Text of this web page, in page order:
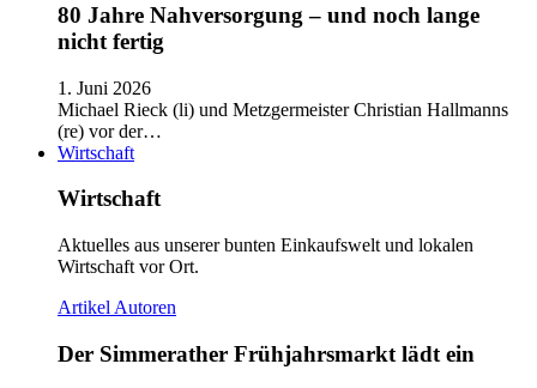
80 Jahre Nahversorgung – und noch lange
nicht fertig
1. Juni 2026
Michael Rieck (li) und Metzgermeister Christian Hallmanns
(re) vor der…
Wirtschaft
Wirtschaft
Aktuelles aus unserer bunten Einkaufswelt und lokalen
Wirtschaft vor Ort.
Artikel Autoren
Der Simmerather Frühjahrsmarkt lädt ein